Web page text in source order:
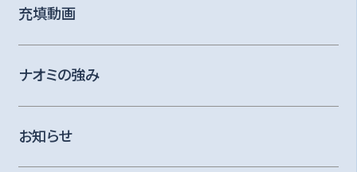
充填動画
ナオミの強み
お知らせ